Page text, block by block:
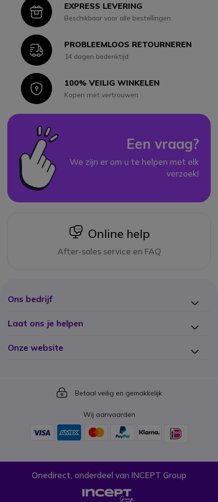
IconEXPRESS LEVERING
Beschikbaar voor alle bestellingen
IconPROBLEEMLOOS RETOURNEREN
14 dagen bedenktijd
Icon100% VEILIG WINKELEN
Kopen met vertrouwen
Een vraag?
We zijn er om u te helpen met elk
verzoek!
icon
Online help
After-sales service en FAQ
Ons bedrijf
Laat ons je helpen
Onze website
Icon
Betaal veilig en gemakkelijk
Wij aanvaarden
Onedirect, onderdeel van INCEPT Group